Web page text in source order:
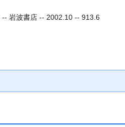
-- 岩波書店 -- 2002.10 -- 913.6